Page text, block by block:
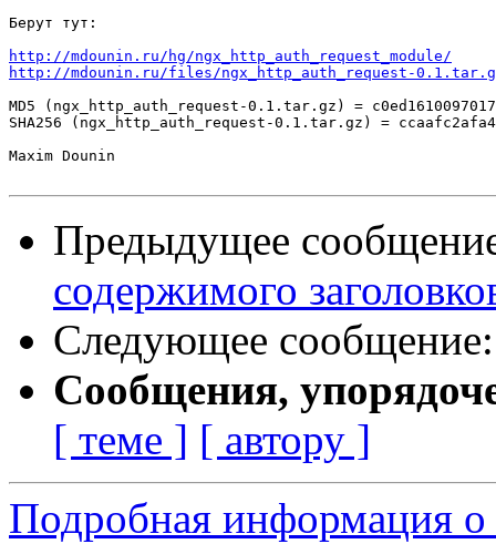
Берут тут:
http://mdounin.ru/hg/ngx_http_auth_request_module/
http://mdounin.ru/files/ngx_http_auth_request-
MD5 (ngx_http_auth_request-0.1.tar.gz) =
SHA256 (ngx_http_auth_request-0.1.tar.gz) =
Maxim Dounin
Предыдущее
содержимого
Следующее
Сообщения,
[ теме ] [ автору ]
Подробная информация